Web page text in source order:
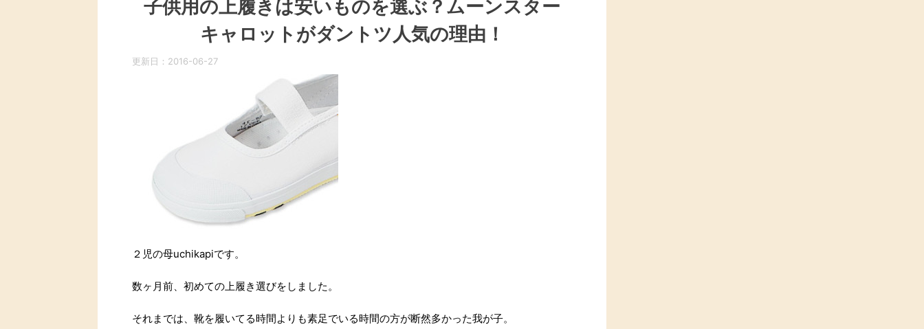
子供用の上履きは安いものを選ぶ？ムーンスター
キャロットがダントツ人気の理由！
更新日： 2016-06-27
２児の母uchikapiです。
数ヶ月前、初めての上履き選びをしました。
それまでは、靴を履いてる時間よりも素足でいる時間の方が断然多かった我が子。